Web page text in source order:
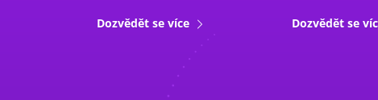
Dozvědět se více Dozvědět se